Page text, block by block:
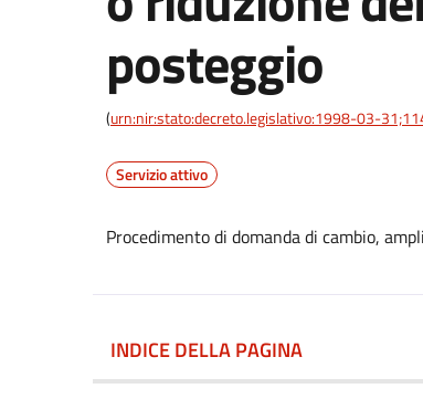
posteggio
(urn:nir:stato:decreto.legislativo:1998-03-
Servizio attivo
Procedimento di domanda di cambio,
INDICE DELLA PAGINA